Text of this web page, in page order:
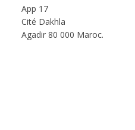
App 17
Cité Dakhla
Agadir 80 000 Maroc.